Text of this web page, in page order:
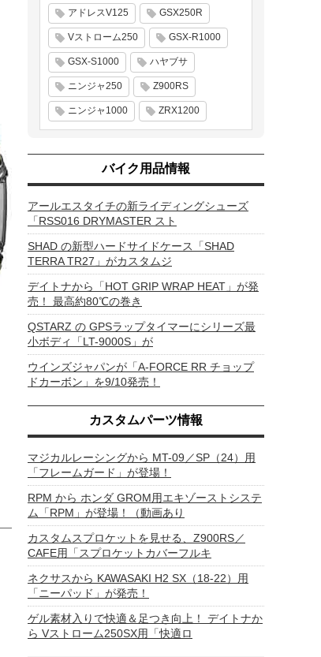
アドレスV125 GSX250R
Vストローム250 GSX-R1000
GSX-S1000 ハヤブサ
ニンジャ250 Z900RS
ニンジャ1000 ZRX1200
バイク用品情報
アールエスタイチの新ライディングシューズ
「RSS016 DRYMASTER スト
SHAD の新型ハードサイドケース「SHAD
TERRA TR27」がカスタムジ
デイトナから「HOT GRIP WRAP HEAT」が発
売！ 最高約80℃の巻き
QSTARZ の GPSラップタイマーにシリーズ最
小ボディ「LT-9000S」が
ウインズジャパンが「A-FORCE RR チョップ
ドカーボン」を9/10発売！
カスタムパーツ情報
マジカルレーシングから MT-09／SP（24）用
「フレームガード」が登場！
RPM から ホンダ GROM用エキゾーストシステ
ム「RPM」が登場！（動画あり
カスタムスプロケットを見せる、Z900RS／
CAFE用「スプロケットカバーフルキ
ネクサスから KAWASAKI H2 SX（18-22）用
「ニーパッド」が発売！
ゲル素材入りで快適＆足つき向上！ デイトナか
ら Vストローム250SX用「快適ロ